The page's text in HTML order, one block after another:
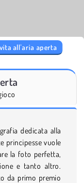
all'aria aperta
dedicata alla
principesse vuole
la foto perfetta,
e tanto altro.
da primo premio